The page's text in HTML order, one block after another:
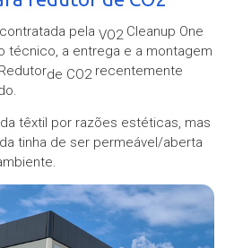
pelaVO2 Cleanup One
técnico, a entrega e a montagem
de CO2 recentemente
têxtil por razões estéticas, mas
tinha de ser permeável/aberta